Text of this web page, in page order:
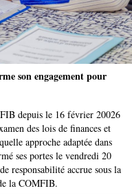
son engagement pour
depuis le 16 février 20026
des lois de finances et
approche adaptée dans
ses portes le vendredi 20
responsabilité accrue sous la
la COMFIB.